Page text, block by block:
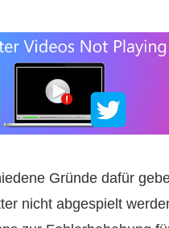
Gründe dafür
nicht abgespielt